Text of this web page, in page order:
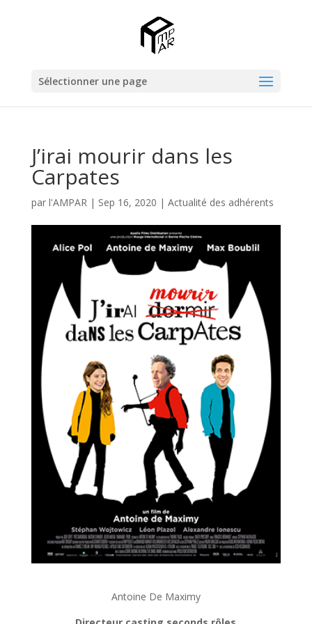
Sélectionner une page
J’irai mourir dans les
Carpates
par l'AMPAR| Sep 16, 2020 | Actualité des adhérents
Antoine De Maximy